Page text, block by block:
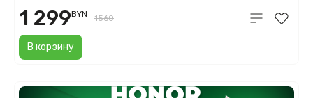
В корзину
1 299BYN 1560